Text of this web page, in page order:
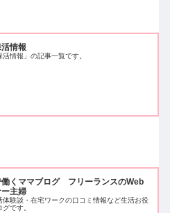
情報
活情報」の記事一覧です。
働くママブログ フリーランスのWeb
主婦
体験談・在宅ワークの口コミ情報など生活お役
です。